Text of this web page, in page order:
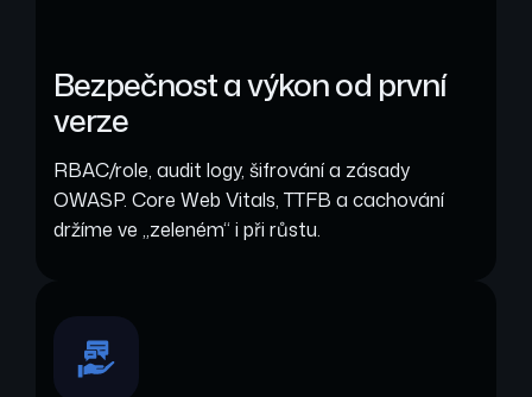
Bezpečnost a výkon od první
verze
RBAC/role, audit logy, šifrování a zásady
OWASP. Core Web Vitals, TTFB a cachování
držíme ve „zeleném“ i při růstu.